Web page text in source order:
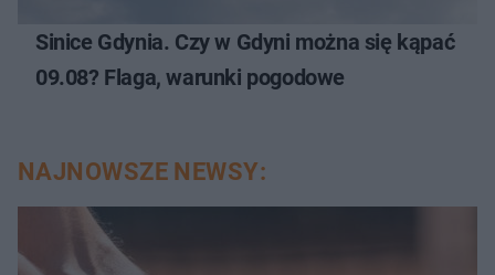
Sinice Gdynia. Czy w Gdyni można się kąpać
09.08? Flaga, warunki pogodowe
NAJNOWSZE NEWSY: